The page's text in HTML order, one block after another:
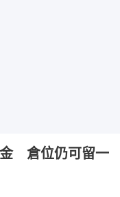
金 倉位仍可留一